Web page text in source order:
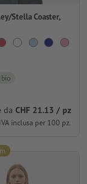
Stella Coaster,
da CHF 21.13 / pz
IVA inclusa per 100 pz.